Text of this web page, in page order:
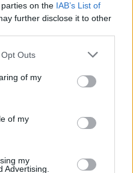
on the IAB’s List of
further disclose it to other
Outs
of my
of my
my
Advertising.
| Esim for Spain|Esim